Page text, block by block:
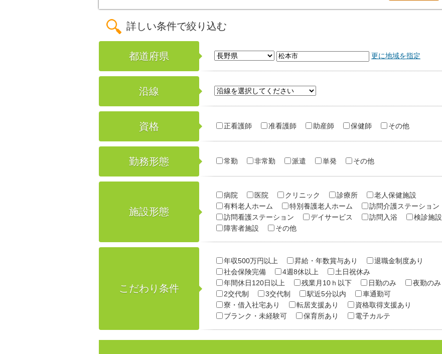
詳しい条件で絞り込む
都道府県 更に地域を指定
沿線
資格 正看護師 准看護師 助産師 保健師 その他
勤務形態 常勤 非常勤 派遣 単発 その他
施設形態
病院 医院 クリニック 診療所
老人保健施設
有料老人ホーム
特別養護老人ホーム
訪問介護ステーション
訪問看護ステーション
デイサービス 訪問入浴
検診施設
障害者施設
その他
こだわり条件
年収500万円以上 昇給・年数賞与あり
退職金制度あり
社会保険完備
4週8休以上
土日祝休み
年間休日120日以上
残業月10ｈ以下 日勤のみ
夜勤のみ
2交代制
3交代制 駅近5分以内
車通勤可
寮・借入社宅あり
転居支援あり
資格取得支援あり
ブランク・未経験可
保育所あり 電子カルテ